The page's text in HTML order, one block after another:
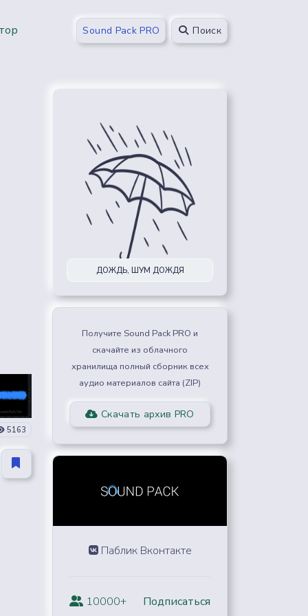
Sound Pack PRO Поиск
5163
ДОЖДЬ, ШУМ ДОЖДЯ
Получите Sound Pack PRO и
скачайте из облачного
хранилища полный сборник всех
аудио материалов сайта (ZIP)
Скачать архив PRO
Паблик Вконтакте
10000+ Подписаться